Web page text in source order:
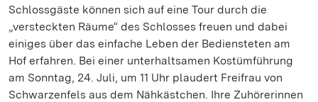
Schlossgäste können sich auf eine Tour durch die
„versteckten Räume“ des Schlosses freuen und dabei
einiges über das einfache Leben der Bediensteten am
Hof erfahren. Bei einer unterhaltsamen Kostümführung
am Sonntag, 24. Juli, um 11 Uhr plaudert Freifrau von
Schwarzenfels aus dem Nähkästchen. Ihre Zuhörerinnen